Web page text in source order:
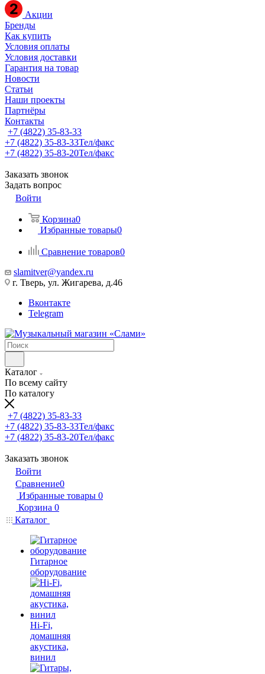
Акции
Бренды
Как купить
Условия оплаты
Условия доставки
Гарантия на товар
Новости
Статьи
Наши проекты
Партнёры
Контакты
+7 (4822) 35-83-33
+7 (4822) 35-83-33Тел/факс
+7 (4822) 35-83-20Тел/факс
Заказать звонок
Задать вопрос
Войти
Корзина0
Избранные товары0
Сравнение товаров0
slamitver@yandex.ru
г. Тверь, ул. Жигарева, д.46
Вконтакте
Telegram
Каталог
По всему сайту
По каталогу
+7 (4822) 35-83-33
+7 (4822) 35-83-33Тел/факс
+7 (4822) 35-83-20Тел/факс
Заказать звонок
Войти
Сравнение0
Избранные товары 0
Корзина 0
Каталог
Гитарное
оборудование
Hi-Fi,
домашняя
акустика,
винил